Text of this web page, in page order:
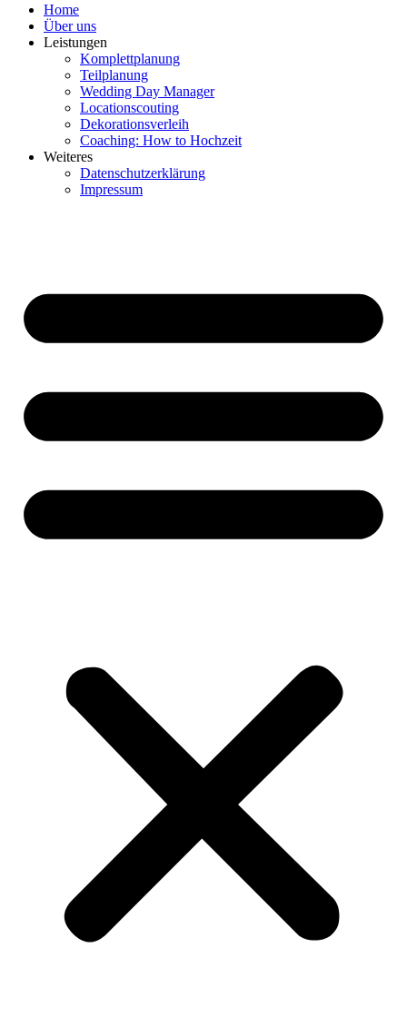
Home
Über uns
Leistungen
Komplettplanung
Teilplanung
Wedding Day Manager
Locationscouting
Dekorationsverleih
Coaching: How to Hochzeit
Weiteres
Datenschutzerklärung
Impressum